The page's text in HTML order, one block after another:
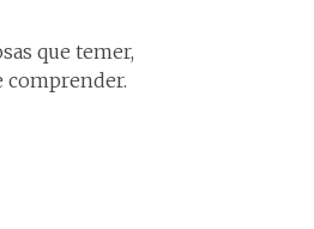
que temer,
comprender.